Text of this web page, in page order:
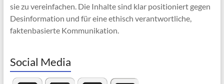
sie zu vereinfachen. Die Inhalte sind klar positioniert gegen
Desinformation und für eine ethisch verantwortliche,
faktenbasierte Kommunikation.
Social Media